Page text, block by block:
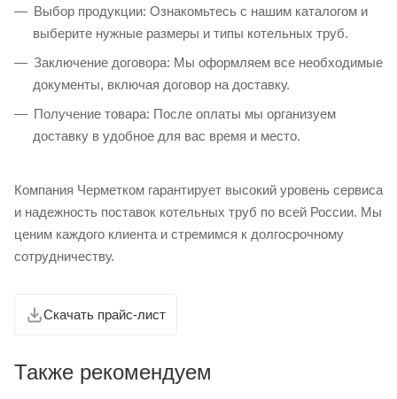
Выбор продукции: Ознакомьтесь с нашим каталогом и
выберите нужные размеры и типы котельных труб.
Заключение договора: Мы оформляем все необходимые
документы, включая договор на доставку.
Получение товара: После оплаты мы организуем
доставку в удобное для вас время и место.
Компания Черметком гарантирует высокий уровень сервиса
и надежность поставок котельных труб по всей России. Мы
ценим каждого клиента и стремимся к долгосрочному
сотрудничеству.
Скачать прайс-лист
Также рекомендуем